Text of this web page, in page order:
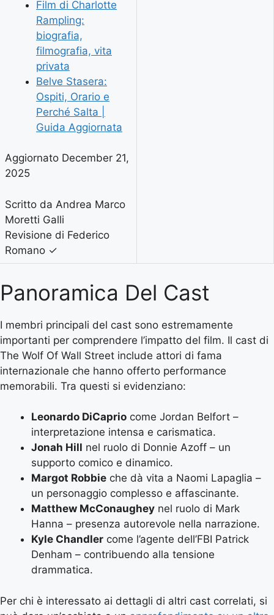
Film di Charlotte
Rampling:
biografia,
filmografia, vita
privata
Belve Stasera:
Ospiti, Orario e
Perché Salta |
Guida Aggiornata
Aggiornato December 21,
2025
Scritto da Andrea Marco
Moretti Galli
Revisione di Federico
Romano ✓
Panoramica Del Cast
I membri principali del cast sono estremamente
importanti per comprendere l’impatto del film. Il cast di
The Wolf Of Wall Street include attori di fama
internazionale che hanno offerto performance
memorabili. Tra questi si evidenziano:
Leonardo DiCaprio come Jordan Belfort –
interpretazione intensa e carismatica.
Jonah Hill nel ruolo di Donnie Azoff – un
supporto comico e dinamico.
Margot Robbie che dà vita a Naomi Lapaglia –
un personaggio complesso e affascinante.
Matthew McConaughey nel ruolo di Mark
Hanna – presenza autorevole nella narrazione.
Kyle Chandler come l’agente dell’FBI Patrick
Denham – contribuendo alla tensione
drammatica.
Per chi è interessato ai dettagli di altri cast correlati, si